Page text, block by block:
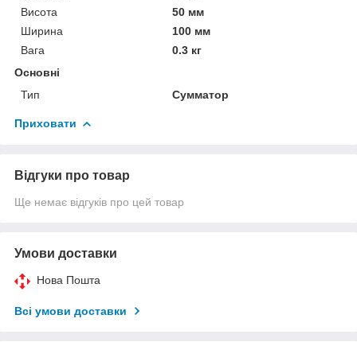
Висота
50 мм
Ширина
100 мм
Вага
0.3 кг
Основні
Тип
Сумматор
Приховати
Відгуки про товар
Ще немає відгуків про цей товар
Умови доставки
Нова Пошта
Всі умови доставки